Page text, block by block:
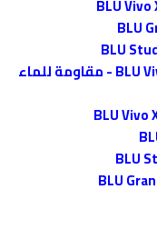
مواصفات ومميزات ساعة بلو BLU Vivo X Link - مقاومة للماء